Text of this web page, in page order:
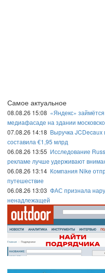
Самое актуальное
08.08.26 15:08 «Яндекс»
медиафасаде на здании
07.08.26 14:18 Выручка JCDecaux
составила €1,95 млрд
06.08.26 13:55 Исследование
рекламе лучше удерживают
06.08.26 13:14 Компания Nike
путешествие
06.08.26 13:03 ФАС признала
ненадлежащей